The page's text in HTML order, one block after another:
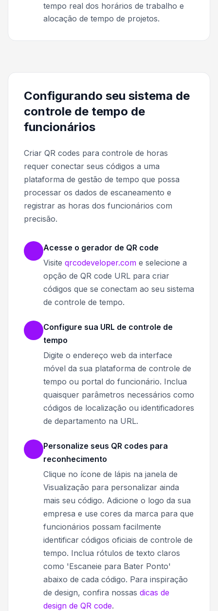
tempo real dos horários de trabalho e
alocação de tempo de projetos.
Configurando seu sistema de
controle de tempo de
funcionários
Criar QR codes para controle de horas
requer conectar seus códigos a uma
plataforma de gestão de tempo que possa
processar os dados de escaneamento e
registrar as horas dos funcionários com
precisão.
Acesse o gerador de QR code
Visite qrcodeveloper.com e selecione a
opção de QR code URL para criar
códigos que se conectam ao seu sistema
de controle de tempo.
Configure sua URL de controle de
tempo
Digite o endereço web da interface
móvel da sua plataforma de controle de
tempo ou portal do funcionário. Inclua
quaisquer parâmetros necessários como
códigos de localização ou identificadores
de departamento na URL.
Personalize seus QR codes para
reconhecimento
Clique no ícone de lápis na janela de
Visualização para personalizar ainda
mais seu código. Adicione o logo da sua
empresa e use cores da marca para que
funcionários possam facilmente
identificar códigos oficiais de controle de
tempo. Inclua rótulos de texto claros
como 'Escaneie para Bater Ponto'
abaixo de cada código. Para inspiração
de design, confira nossas dicas de
design de QR code.